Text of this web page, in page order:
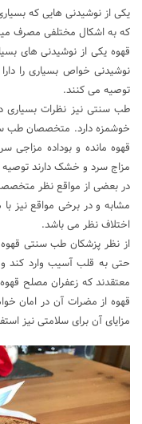
یکی از نوشیدنی هایی که
که به اشکال مختلفی مصرف
قهوه یکی از نوشیدنی های
نوشیدنی خواص بسیاری را
توصیه می کنند.
طب سنتی نیز نظرات بسیاری
خوشمزه دارد. متخصصان طب
قهوه مانده و بوداده مزاجی
مزاج سرد و خشک دارند توصیه
در بعضی از مواقع نظر
مشابه و در برخی مواقع نیز با
اختلاف نظر می باشد.
از نظر پزشکان طب سنتی قهوه
حتی به قلب آسیب وارد کند
معتقدند که زعفران مصلح
قهوه از مضرات آن در امان
مزایای آن برای سلامتی نیز